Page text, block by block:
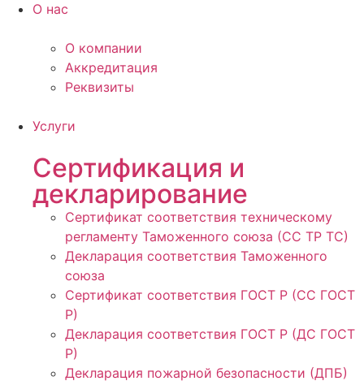
О нас
О компании
Аккредитация
Реквизиты
Услуги
Сертификация и
декларирование
Сертификат соответствия техническому
регламенту Таможенного союза (СС ТР ТС)
Декларация соответствия Таможенного
союза
Сертификат соответствия ГОСТ Р (СС ГОСТ
Р)
Декларация соответствия ГОСТ Р (ДС ГОСТ
Р)
Декларация пожарной безопасности (ДПБ)